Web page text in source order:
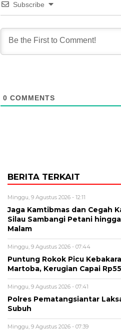
Subscribe
0 COMMENTS
BERITA TERKAIT
Minggu, 9 Agustus 2026 - 12:11
Jaga Kamtibmas dan Cegah
Silau Sambangi Petani
Malam
Minggu, 9 Agustus 2026 - 07:44
Puntung Rokok Picu
Martoba, Kerugian Capai
Minggu, 9 Agustus 2026 - 07:41
Polres Pematangsiantar
Subuh
Minggu, 9 Agustus 2026 - 07:39